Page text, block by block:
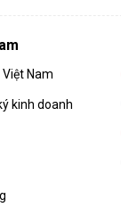
Việt Nam
kinh doanh